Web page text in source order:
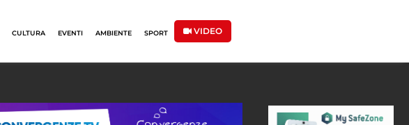
CULTURA EVENTI AMBIENTE SPORT VIDEO